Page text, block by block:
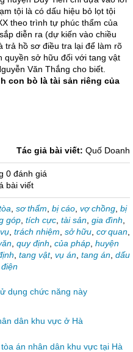
tội là có dấu hiệu bỏ lọt tội
theo trình tự phúc thẩm của
diễn ra (dự kiến vào chiều
trả hồ sơ điều tra lại để làm rõ
quyền sở hữu đối với tang vật
Văn Thắng cho biết.
con bò là tài sản riêng của
Tác giả bài viết: Quố Doanh
0 đánh giá
bài viết
sơ thẩm bị cáo vợ chồng bị
góp tích cực tài sản gia đình
trách nhiệm sở hữu cơ quan
quy định của pháp huyện
tang vật, vụ án tang án dấu
dụng chức năng này
dân khu vực ở Hà
án nhân dân khu vực tại Hà